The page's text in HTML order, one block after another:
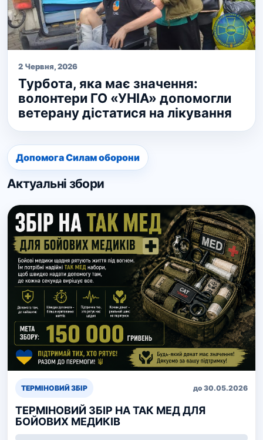
2 Червня, 2026
Турбота, яка має значення:
волонтери ГО «УНІА» допомогли
ветерану дістатися на лікування
Допомога Силам оборони
Актуальні збори
ТЕРМІНОВИЙ ЗБІР до 30.05.2026
ТЕРМІНОВИЙ ЗБІР НА ТАК МЕД ДЛЯ
БОЙОВИХ МЕДИКІВ